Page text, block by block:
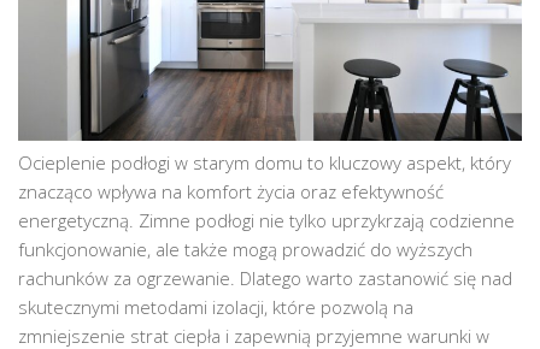
Ocieplenie podłogi w starym domu to kluczowy aspekt, który
znacząco wpływa na komfort życia oraz efektywność
energetyczną. Zimne podłogi nie tylko uprzykrzają codzienne
funkcjonowanie, ale także mogą prowadzić do wyższych
rachunków za ogrzewanie. Dlatego warto zastanowić się nad
skutecznymi metodami izolacji, które pozwolą na
zmniejszenie strat ciepła i zapewnią przyjemne warunki w